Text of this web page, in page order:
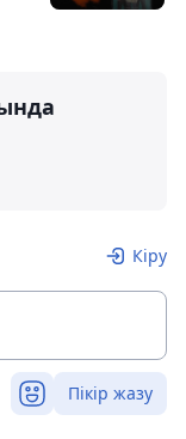
Кіру
Пікір жазу